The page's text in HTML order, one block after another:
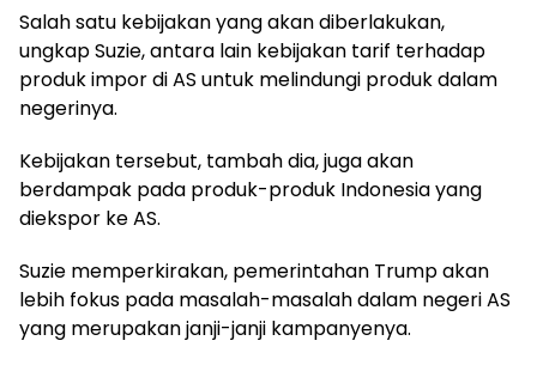
Salah satu kebijakan yang akan diberlakukan,
ungkap Suzie, antara lain kebijakan tarif terhadap
produk impor di AS untuk melindungi produk dalam
negerinya.
Kebijakan tersebut, tambah dia, juga akan
berdampak pada produk-produk Indonesia yang
diekspor ke AS.
Suzie memperkirakan, pemerintahan Trump akan
lebih fokus pada masalah-masalah dalam negeri AS
yang merupakan janji-janji kampanyenya.